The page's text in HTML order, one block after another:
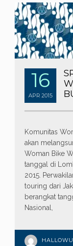
16
APR 2015
Komunitas
akan
Woman Bike
tanggal di
2015.
touring dari
berangkat
Nasional,